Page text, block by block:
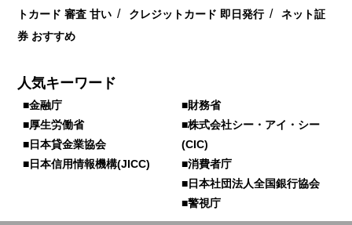
トカード 審査 甘い / クレジットカード 即日発行 /
ネット証
券 おすすめ
人気キーワード
■金融庁
■厚生労働省
■日本貸金業協会
■日本信用情報機構(JICC)
■財務省
■株式会社シー・アイ・シー
(CIC)
■消費者庁
■日本社団法人全国銀行協会
■警視庁